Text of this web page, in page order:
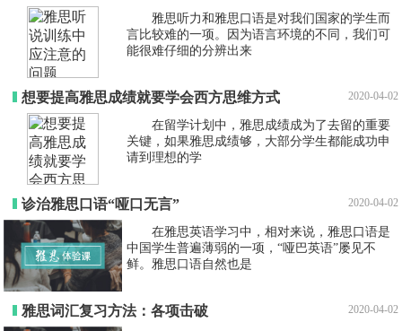
雅思听力和雅思口语是对我们国家的学生而
言比较难的一项。因为语言环境的不同，我们可
能很难仔细的分辨出来
想要提高雅思成绩就要学会西方思维方式 2020-04-02
在留学计划中，雅思成绩成为了去留的重要
关键，如果雅思成绩够，大部分学生都能成功申
请到理想的学
诊治雅思口语“哑口无言” 2020-04-02
在雅思英语学习中，相对来说，雅思口语是
中国学生普遍薄弱的一项，“哑巴英语”屡见不
鲜。雅思口语自然也是
雅思词汇复习方法：各项击破 2020-04-02